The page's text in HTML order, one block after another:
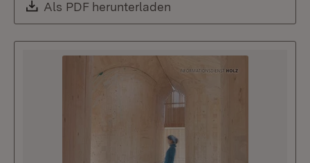
Download:
Als PDF herunterladen